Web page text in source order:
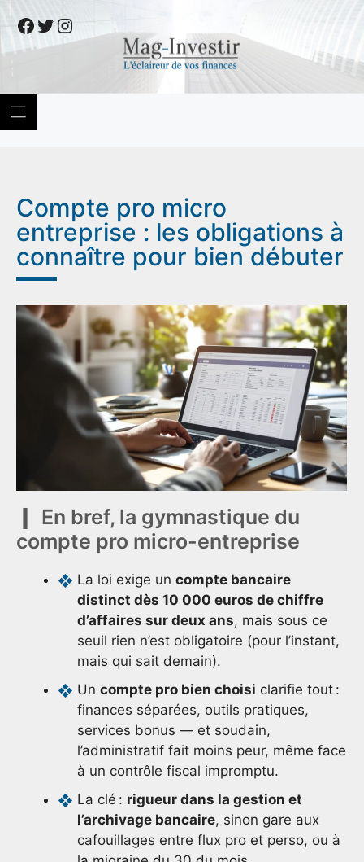
to
content
Facebook
Twitter
Instagram
Compte pro micro
entreprise : les obligations à
connaître pour bien débuter
En bref, la gymnastique du
compte pro micro-entreprise
La loi exige un compte bancaire
distinct dès 10 000 euros de chiffre
d’affaires sur deux ans, mais sous ce
seuil rien n’est obligatoire (pour l’instant,
mais qui sait demain).
Un compte pro bien choisi clarifie tout :
finances séparées, outils pratiques,
services bonus — et soudain,
l’administratif fait moins peur, même face
à un contrôle fiscal impromptu.
La clé : rigueur dans la gestion et
l’archivage bancaire, sinon gare aux
cafouillages entre flux pro et perso, ou à